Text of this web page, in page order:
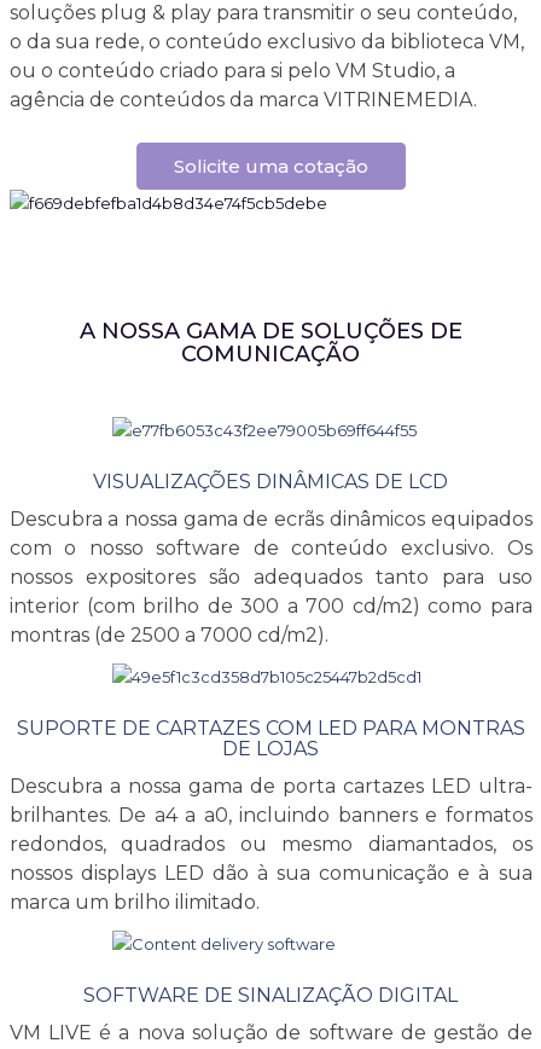
soluções plug & play para transmitir o seu conteúdo,
o da sua rede, o conteúdo exclusivo da biblioteca VM,
ou o conteúdo criado para si pelo VM Studio, a
agência de conteúdos da marca VITRINEMEDIA.
Solicite uma cotação
A NOSSA GAMA DE SOLUÇÕES DE
COMUNICAÇÃO
VISUALIZAÇÕES DINÂMICAS DE LCD
Descubra a nossa gama de ecrãs dinâmicos equipados
com o nosso software de conteúdo exclusivo. Os
nossos expositores são adequados tanto para uso
interior (com brilho de 300 a 700 cd/m2) como para
montras (de 2500 a 7000 cd/m2).
SUPORTE DE CARTAZES COM LED PARA MONTRAS
DE LOJAS
Descubra a nossa gama de porta cartazes LED ultra-
brilhantes. De a4 a a0, incluindo banners e formatos
redondos, quadrados ou mesmo diamantados, os
nossos displays LED dão à sua comunicação e à sua
marca um brilho ilimitado.
SOFTWARE DE SINALIZAÇÃO DIGITAL
VM LIVE é a nova solução de software de gestão de